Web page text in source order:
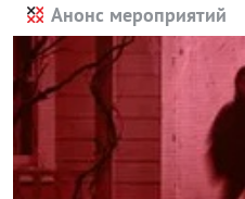
Анонс мероприятий